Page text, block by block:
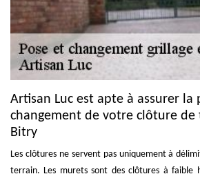
Artisan Luc est apte à assurer la
changement de votre clôture de
Bitry
Les clôtures ne servent pas uniquement à
terrain. Les murets sont des clôtures à faible